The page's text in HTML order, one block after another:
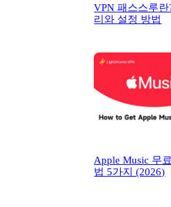
VPN 패스스루란
리와 설정 방법
Apple Music 무
법 5가지 (2026)